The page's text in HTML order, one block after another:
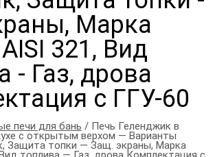
Марка
321, Вид
- Газ, дрова
с ГГУ-60
печи для бань / Печь Геленджик в
с открытым верхом — Варианты
Защита топки — Защ. экраны, Марка